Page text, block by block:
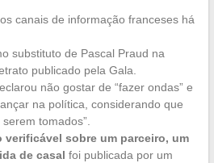
canais de informação franceses há
substituto de Pascal Praud na
publicado pela Gala.
não gostar de “fazer ondas” e
na política, considerando que
tomados”.
verificável sobre um parceiro, um
de casal foi publicada por um